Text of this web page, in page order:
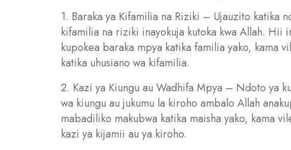
1. Baraka ya Kifamilia na Riziki – Ujauzito katika
kifamilia na riziki inayokuja kutoka kwa Allah. Hii
kupokea baraka mpya katika familia yako, kama
katika uhusiano wa kifamilia.
2. Kazi ya Kiungu au Wadhifa Mpya – Ndoto ya
wa kiungu au jukumu la kiroho ambalo Allah
mabadiliko makubwa katika maisha yako, kama
kazi ya kijamii au ya kiroho.